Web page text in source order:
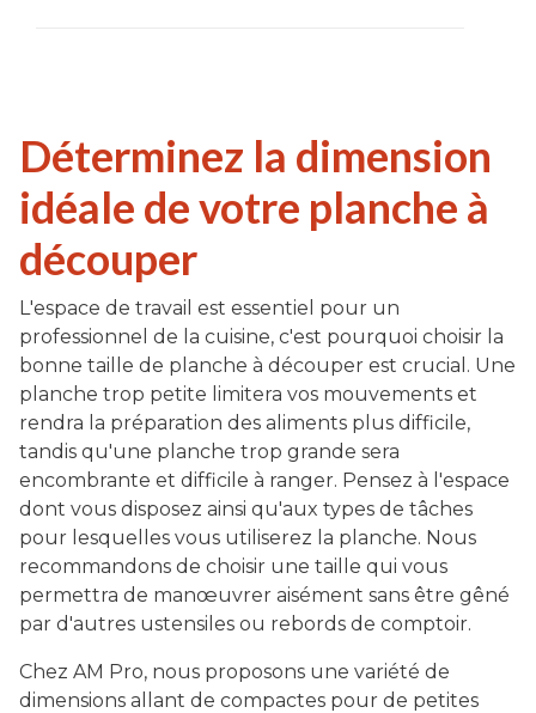
Déterminez la dimension
idéale de votre planche à
découper
L'espace de travail est essentiel pour un
professionnel de la cuisine, c'est pourquoi choisir la
bonne taille de planche à découper est crucial. Une
planche trop petite limitera vos mouvements et
rendra la préparation des aliments plus difficile,
tandis qu'une planche trop grande sera
encombrante et difficile à ranger. Pensez à l'espace
dont vous disposez ainsi qu'aux types de tâches
pour lesquelles vous utiliserez la planche. Nous
recommandons de choisir une taille qui vous
permettra de manœuvrer aisément sans être gêné
par d'autres ustensiles ou rebords de comptoir.
Chez AM Pro, nous proposons une variété de
dimensions allant de compactes pour de petites